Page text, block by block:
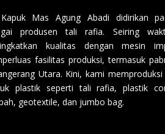
Mas Agung Abadi didirikan
produsen tali rafia. Seiring
kualitas dengan mesin
fasilitas produksi, termasuk
Utara. Kini, kami memproduksi
plastik seperti tali rafia, plastik
geotextile, dan jumbo bag.